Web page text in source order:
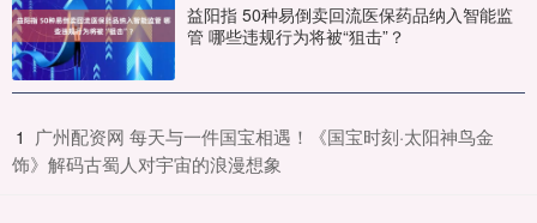
益阳指 50种易倒卖回流医保药品纳入智能监
管 哪些违规行为将被“狙击”？
1
​广州配资网 每天与一件国宝相遇！《国宝时刻·太阳神鸟金
饰》解码古蜀人对宇宙的浪漫想象